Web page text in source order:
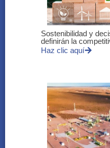
Sostenibilidad y
definirán la
Haz clic aquí